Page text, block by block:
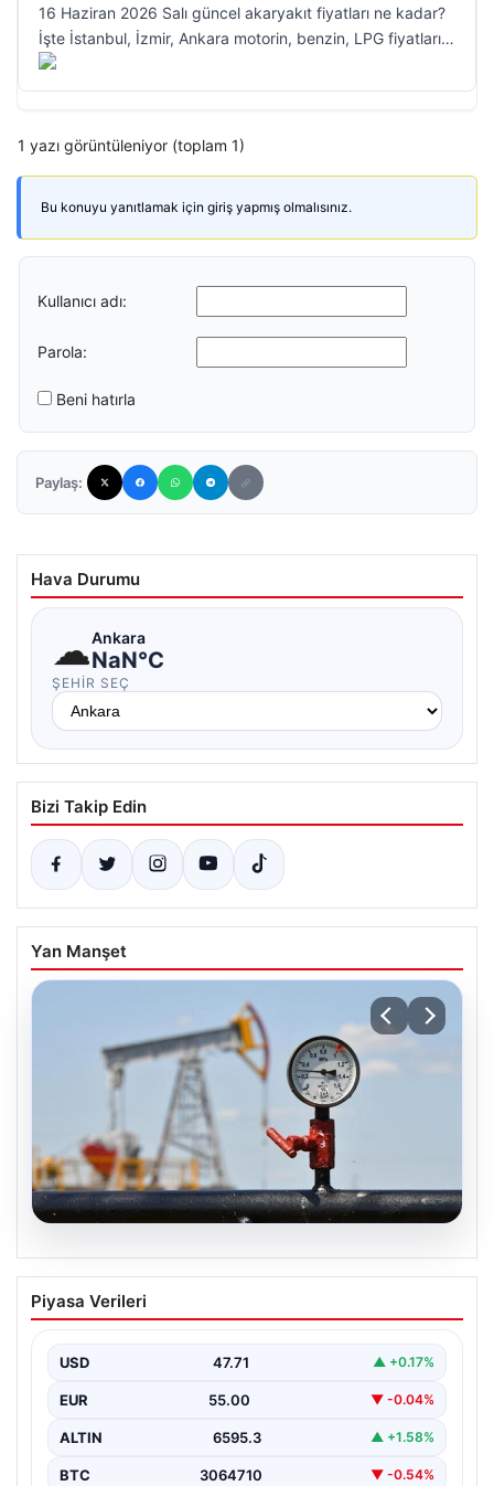
16 Haziran 2026 Salı güncel akaryakıt fiyatları ne kadar?
İşte İstanbul, İzmir, Ankara motorin, benzin, LPG fiyatları…
1 yazı görüntüleniyor (toplam 1)
Bu konuyu yanıtlamak için giriş yapmış olmalısınız.
Kullanıcı adı:
Parola:
Beni hatırla
Paylaş:
Hava Durumu
☁Ankara
NaN°C
ŞEHIR SEÇ
Bizi Takip Edin
Yan Manşet
25 Mayıs Petrol Fiyatlarında Düşüş:
Brent ve WTI Güncel Durum
maddelerinden biri olan petrol fiyatlarındaki hareketlilik,
özellikle Orta…
Piyasa Verileri
USD 47.71 ▲ +0.17%
EUR 55.00 ▼ -0.04%
ALTIN 6595.3 ▲ +1.58%
BTC 3064710 ▼ -0.54%